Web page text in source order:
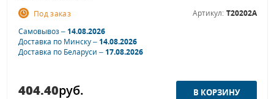
Под заказ
Артикул: T20202A
Самовывоз –14.08.2026
Доставка по Минску –14.08.2026
Доставка по Беларуси –17.08.2026
404.40руб.